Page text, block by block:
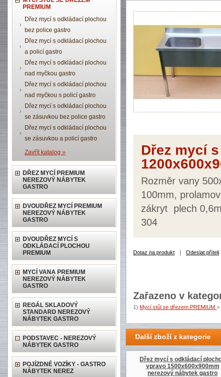
PREMIUM
Dřez mycí s odkládací plochou
bez police gastro
Dřez mycí s odkládací plochou
a policí gastro
Dřez mycí s odkládací plochou
nad myčkou gastro
Dřez mycí s odkládací plochou
nad myčkou s policí gastro
Dřez mycí s odkládací plochou
se zásuvkou bez police gastro
Dřez mycí s odkládací plochou
se zásuvkou a policí gastro
Zavřít katalog »
DŘEZ MYCÍ PREMIUM
NEREZOVÝ NÁBYTEK
GASTRO
DVOUDŘEZ MYCÍ PREMIUM
NEREZOVÝ NÁBYTEK
GASTRO
DVOUDŘEZ MYCÍ S
ODKLÁDACÍ PLOCHOU
PREMIUM
MYCÍ VANA PREMIUM
NEREZOVÝ NÁBYTEK
GASTRO
REGÁL SKLADOVÝ
STANDARD NEREZOVÝ
NÁBYTEK GASTRO
PODSTAVEC - NEREZOVÝ
NÁBYTEK GASTRO
POJÍZDNÉ VOZÍKY - GASTRO
NÁBYTEK NEREZ
Dřez mycí
Rozměr vany
100mm,
zákryt plech
304
Dotaz na produkt Odeslat příteli
Zařazeno v
1) Mycí stůl se dřezem PREMIUM >
Další zboží z kategorie
Dřez mycí s odkládací
vpravo 1500x600x900mm
nerezový nábytek gastro